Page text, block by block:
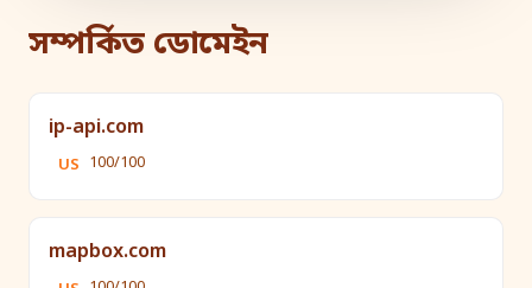
সম্পর্কিত ডোমেইন
ip-api.com
US 100/100
mapbox.com